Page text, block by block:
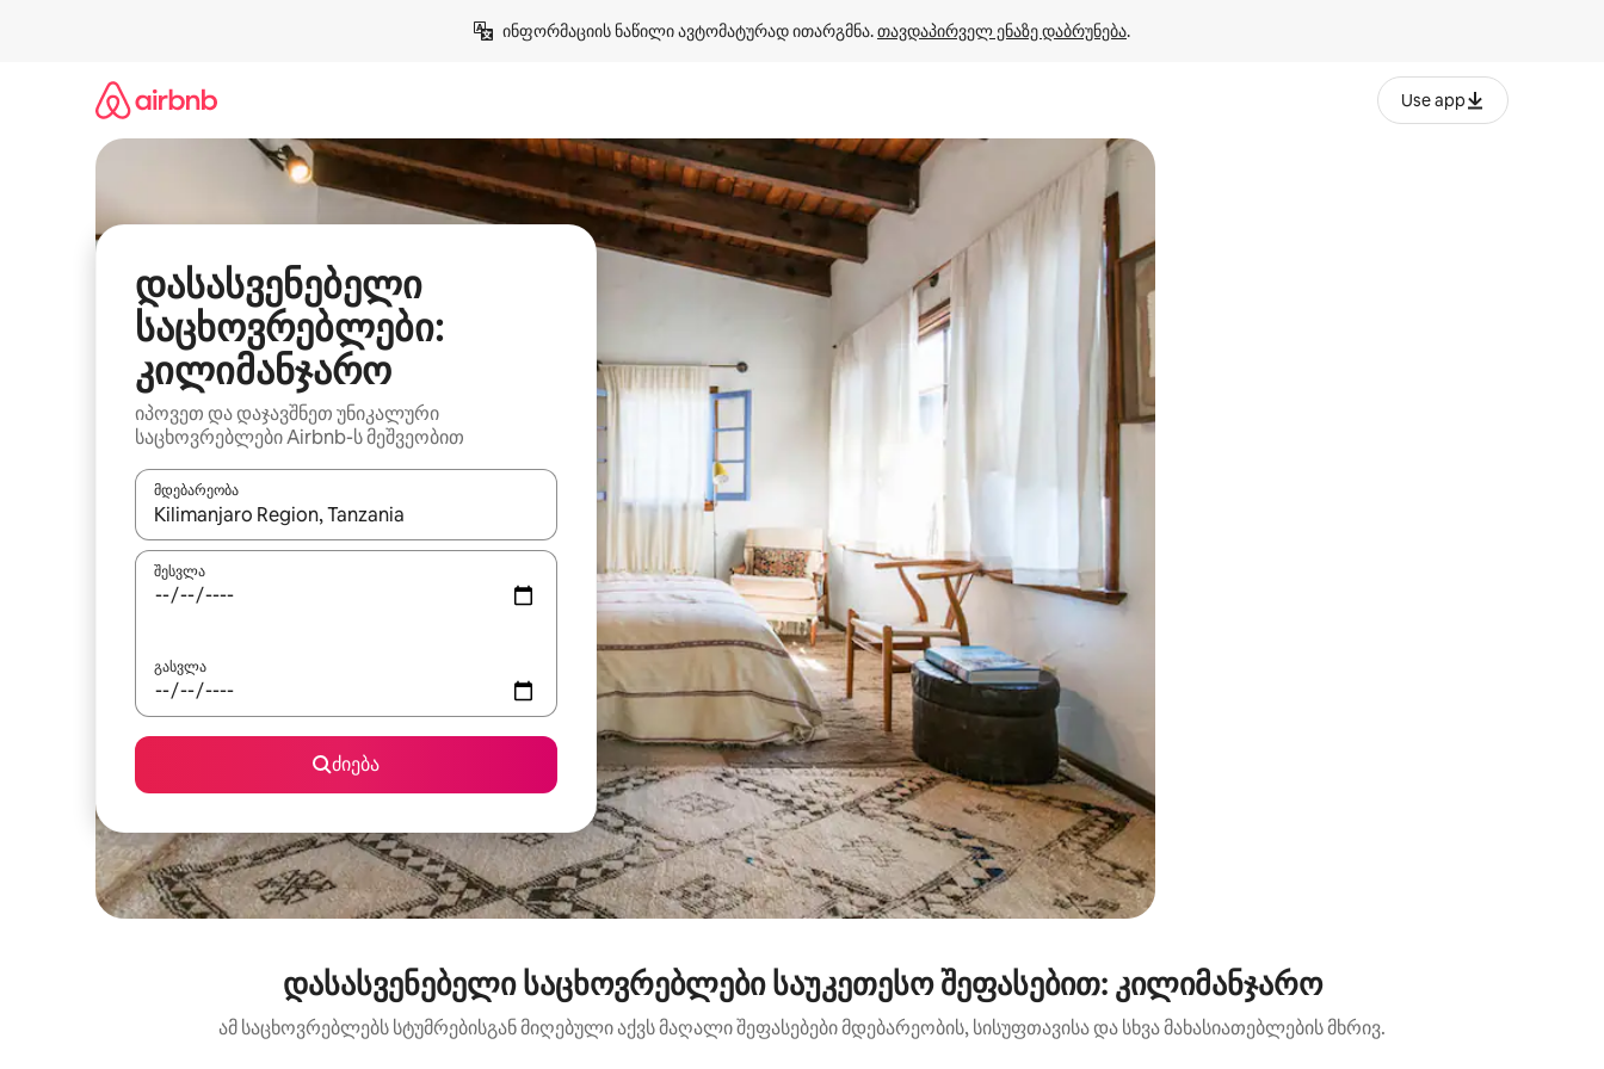
ინფორმაციის ნაწილი ავტომატურად ითარგმნა. თავდაპირველ ენაზე დაბრუნება.
Use app
დასასვენებელი
საცხოვრებლები:
კილიმანჯარო
იპოვეთ და დაჯავშნეთ უნიკალური
საცხოვრებლები Airbnb-ს მეშვეობით
მდებარეობა
როცა შედეგები ხელმისაწვდომი გახდება, ნავიგაციისთვის გამოიყენეთ კლავიშები ზემოთ/ქვემოთ მიმართული ისრებით ან შეხებისა თუ თითის გასმის ჟესტები.
შესვლა
გასვლა
ძიება
დასასვენებელი საცხოვრებლები საუკეთესო შეფასებით: კილიმანჯარო
ამ საცხოვრებლებს სტუმრებისგან მიღებული აქვს მაღალი შეფასებები მდებარეობის, სისუფთავისა და სხვა მახასიათებლების მხრივ.